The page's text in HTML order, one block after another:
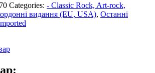
Categories: - Classic Rock, Art-rock,
видання (EU, USA), Останні